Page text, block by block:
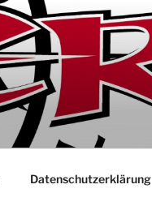
Daten­schutz­er­klä­rung